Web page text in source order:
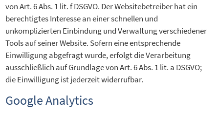
von Art. 6 Abs. 1 lit. f DSGVO. Der Websitebetreiber hat ein
berechtigtes Interesse an einer schnellen und
unkomplizierten Einbindung und Verwaltung verschiedener
Tools auf seiner Website. Sofern eine entsprechende
Einwilligung abgefragt wurde, erfolgt die Verarbeitung
ausschließlich auf Grundlage von Art. 6 Abs. 1 lit. a DSGVO;
die Einwilligung ist jederzeit widerrufbar.
Google Analytics